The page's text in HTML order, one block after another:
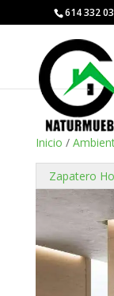
614 332
Inicio /
Zapatero